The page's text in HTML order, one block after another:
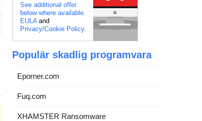
See additional offer
below where available.
EULAand
Privacy/Cookie Policy.
Populär skadlig programvara
Eporner.com
Fuq.com
XHAMSTER Ransomware